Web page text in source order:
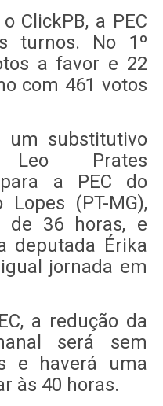
ClickPB, a PEC
turnos. No 1º
a favor e 22
com 461 votos
um substitutivo
Prates
para a PEC do
Lopes (PT-MG),
de 36 horas, e
deputada Érika
jornada em
a redução da
será sem
e haverá uma
às 40 horas.